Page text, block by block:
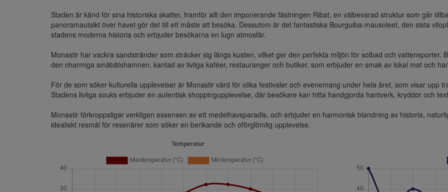
Staden är känd för sina historiska skatter, framför allt den imponerande fästningen Ribat, en välbevarad struktur som går
panoramautsikt över havet gör det till ett måste att besöka. Dessutom är det fantastiska Bourguiba-mausoleet, den sista
stadens moderna historia och erbjuder besökarna en lugn atmosfär.
Monastir har vackra sandstränder som sträcker sig längs kusten, vilket ger den perfekta miljön för solbad och vattensporter.
den charmiga småbåtshamnen, kantad av livliga kaféer, restauranger och butiker, som erbjuder en smak av lokal mat och
För de som söker kulturella upplevelser är Monastir värd för olika festivaler och evenemang under hela året, som visar upp
Stadens livliga souks erbjuder en autentisk shoppingupplevelse, där besökare kan hitta handgjorda hantverk, kryddor och
Monastir förkroppsligar verkligen essensen av ett medelhavsparadis, och erbjuder en harmonisk blandning av historia,
idealiskt resmål för resenärer som söker en berikande och oförglömlig upplevelse.